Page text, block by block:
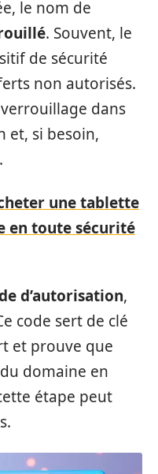
le nom de
. Souvent, le
de sécurité
non autorisés.
dans
et, si besoin,
une tablette
en toute sécurité
d’autorisation,
code sert de clé
et prouve que
domaine en
étape peut